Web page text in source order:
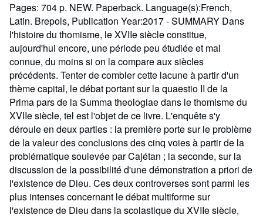
Pages: 704 p. NEW. Paperback. Language(s):French,
Latin. Brepols, Publication Year:2017 - SUMMARY Dans
l'histoire du thomisme, le XVIIe siècle constitue,
aujourd'hui encore, une période peu étudiée et mal
connue, du moins si on la compare aux siècles
précédents. Tenter de combler cette lacune à partir d'un
thème capital, le débat portant sur la quaestio II de la
Prima pars de la Summa theologiae dans le thomisme du
XVIIe siècle, tel est l'objet de ce livre. L'enquête s'y
déroule en deux parties : la première porte sur le problème
de la valeur des conclusions des cinq voies à partir de la
problématique soulevée par Cajétan ; la seconde, sur la
discussion de la possibilité d'une démonstration a priori de
l'existence de Dieu. Ces deux controverses sont parmi les
plus intenses concernant le débat multiforme sur
l'existence de Dieu dans la scolastique du XVIIe siècle,